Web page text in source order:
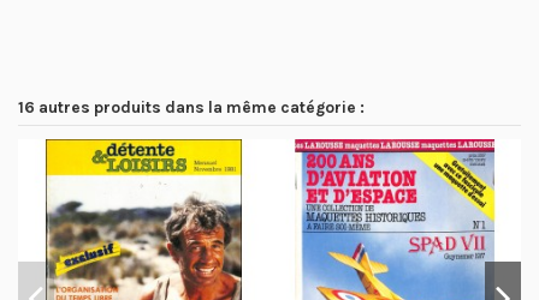
16 autres produits dans la même catégorie :